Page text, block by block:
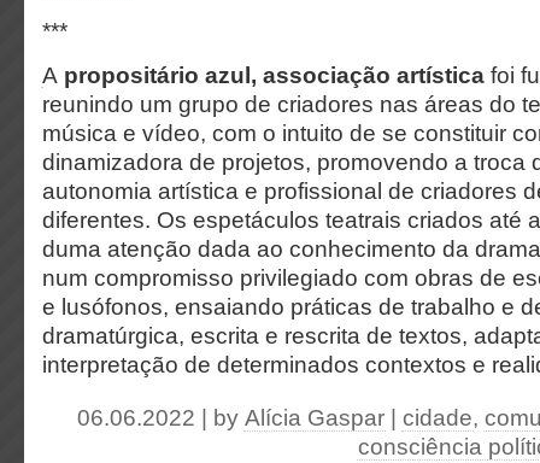
***
A propositário azul, associação artística foi
reunindo um grupo de criadores nas áreas do
música e vídeo, com o intuito de se constituir
dinamizadora de projetos, promovendo a troca
autonomia artística e profissional de criadores
diferentes. Os espetáculos teatrais criados até
duma atenção dada ao conhecimento da
num compromisso privilegiado com obras de
e lusófonos, ensaiando práticas de trabalho e
dramatúrgica, escrita e rescrita de textos,
interpretação de determinados contextos e
06.06.2022 | by Alícia Gaspar cidade,
consciência